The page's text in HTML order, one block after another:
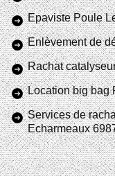
Epaviste Poule
Enlèvement de
Rachat
Location big bag
Services de
Echarmeaux